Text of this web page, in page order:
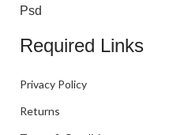
Psd
Required Links
Privacy Policy
Returns